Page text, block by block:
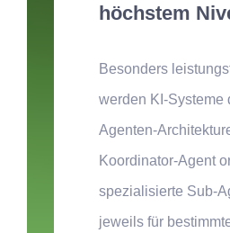
höchstem
Besonders
werden KI-Systeme
Agenten-
Koordinator-Agent
spezialisierte Sub-
jeweils für